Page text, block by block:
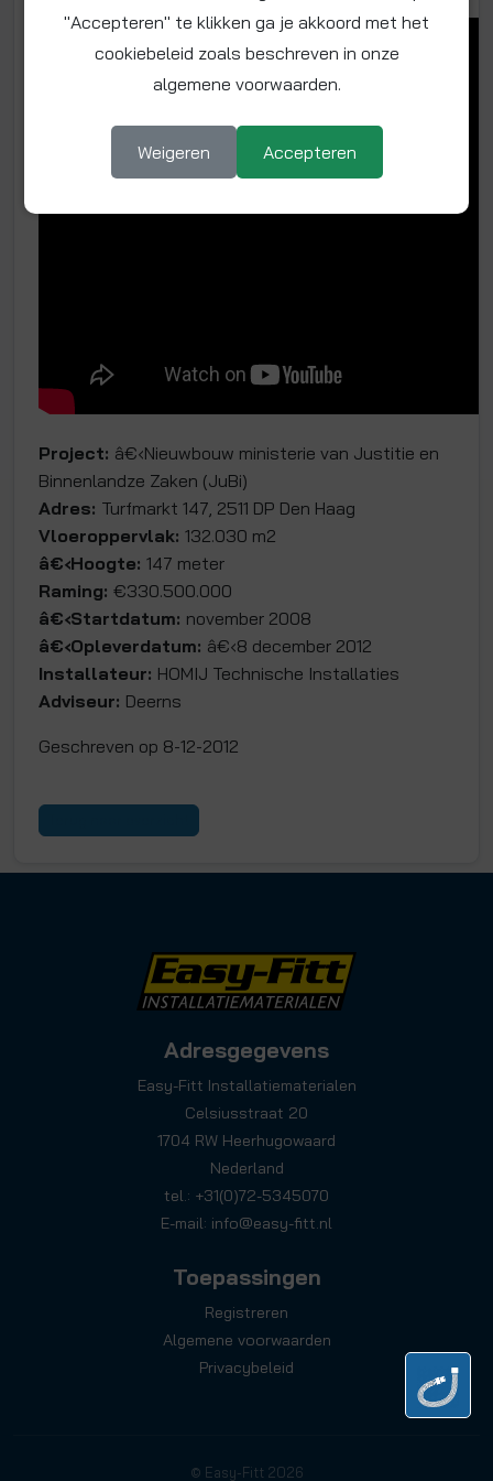
Project: â€‹Nieuwbouw ministerie van Justitie en
Binnenlandze Zaken (JuBi)
Adres: Turfmarkt 147, 2511 DP Den Haag
Vloeroppervlak: 132.030 m2
â€‹Hoogte: 147 meter
Raming: €330.500.000
â€‹Startdatum: november 2008
â€‹Opleverdatum: â€‹8 december 2012
Installateur: HOMIJ Technische Installaties
Adviseur: Deerns
Geschreven op 8-12-2012
Adresgegevens
Easy-Fitt Installatiematerialen
Celsiusstraat 20
1704 RW Heerhugowaard
Nederland
tel.: +31(0)72-5345070
E-mail: info@easy-fitt.nl
Toepassingen
Registreren
Algemene voorwaarden
Privacybeleid
© Easy-Fitt 2026
"Accepteren" te klikken ga je akkoord met het
cookiebeleid zoals beschreven in onze
algemene voorwaarden.
Weigeren Accepteren